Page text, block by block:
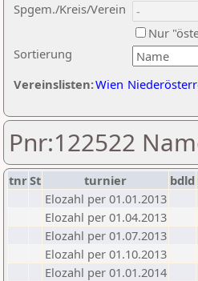
Sortierung
Spgem./Kreis/Verein
Nur
Vereinslisten:Wien
Pnr:122522
tnrSt turnier bdld
Elozahl per 01.01.2013
Elozahl per 01.04.2013
Elozahl per 01.07.2013
Elozahl per 01.10.2013
Elozahl per 01.01.2014